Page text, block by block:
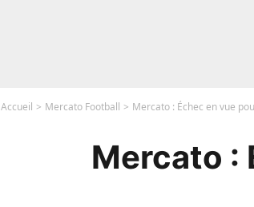
Accueil Mercato Football Mercato : Échec en vue
Mercato :